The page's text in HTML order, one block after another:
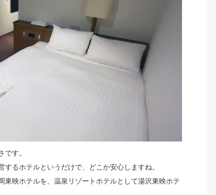
す。
るホテルというだけで、どこか安心しますね。
映ホテルを、温泉リゾートホテルとして湯沢東映ホテ